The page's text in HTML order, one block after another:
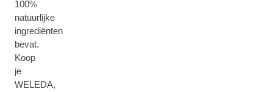
100%
natuurlijke
ingrediënten
bevat.
Koop
je
WELEDA,